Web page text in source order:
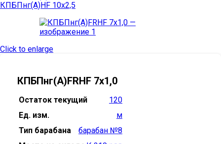
КПБПнг(А)HF 10х2,5
Click to enlarge
КПБПнг(А)FRHF 7х1,0
Остаток текущий
120
Ед. изм.
м
Тип барабана
барабан №8